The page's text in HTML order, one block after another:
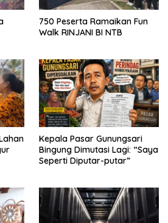
750 Peserta Ramaikan Fun
Walk RINJANI BI NTB
Kepala Pasar Gunungsari
Bingung Dimutasi Lagi: “Saya
Seperti Diputar-putar”